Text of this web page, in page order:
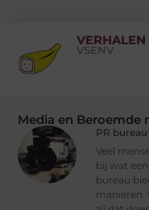
VERHALEN
VSENV
Media en Beroemde
PR bureau
Veel
bij wat
bureau
manieren.